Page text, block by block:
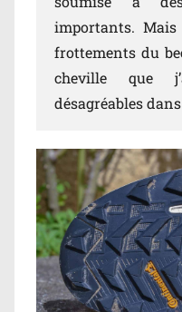
importants.
frottements du
cheville que
désagréables